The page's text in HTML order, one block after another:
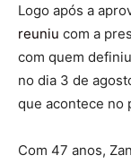
Logo após a
reuniu com a
com quem
no dia 3 de
que acontece no
Com 47 anos,